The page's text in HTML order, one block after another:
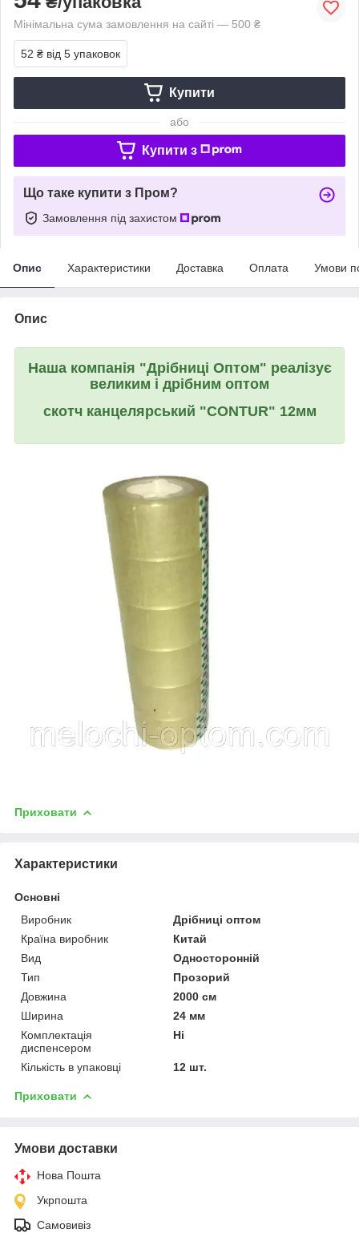
Мінімальна сума замовлення на сайті — 500 ₴
52 ₴ від 5 упаковок
Купити
або
Купити з
Що таке купити з Пром?
Замовлення під захистом
Опис Характеристики Доставка Оплата Умови
Опис
Наша компанія "Дрібниці Оптом" реалізує
великим і дрібним оптом
скотч канцелярський "CONTUR" 12мм
Приховати
Характеристики
Основні
Виробник
Дрібниці оптом
Країна виробник
Китай
Вид
Односторонній
Тип
Прозорий
Довжина
2000 см
Ширина
24 мм
Комплектація
диспенсером
Ні
Кількість в упаковці 12 шт.
Приховати
Умови доставки
Нова Пошта
Укрпошта
Самовивіз